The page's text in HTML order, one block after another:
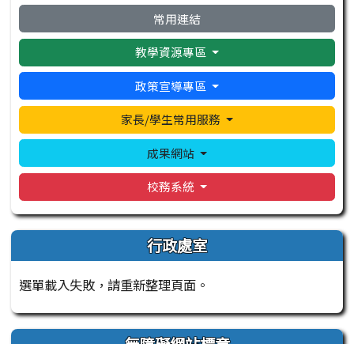
常用連結
教學資源專區
政策宣導專區
家長/學生常用服務
成果網站
校務系統
行政處室
選單載入失敗，請重新整理頁面。